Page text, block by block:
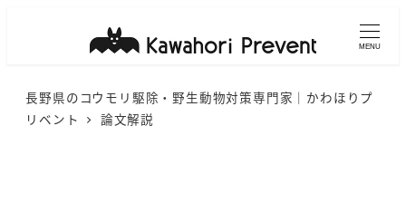
MENU
長野県のコウモリ駆除・野生動物対策専門家｜かわほりプ
リベント
論文解説